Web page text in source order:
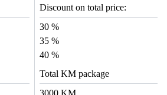
Discount on total price:
30 %
35 %
40 %
Total KM package